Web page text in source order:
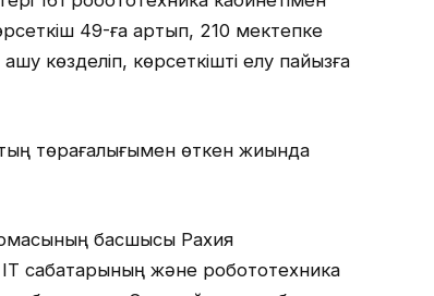
49-ға артып, 210 мектепке
көзделіп, көрсеткішті елу пайызға
төрағалығымен өткен жиында
басшысы Рахия
сабақтарының және робототехника